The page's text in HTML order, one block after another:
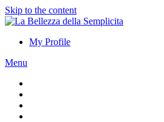
Skip to the content
My Profile
Menu